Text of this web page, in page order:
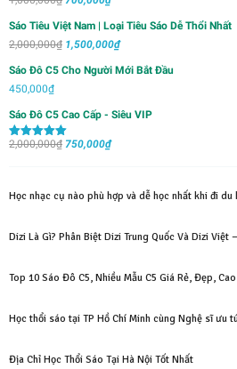
là:
1,000,000₫.
là:
700,000₫.
Sáo Tiêu Việt Nam | Loại Tiêu Sáo Dễ Thổi Nhất
2,000,000₫ Giá
1,500,000₫Giá
1,500,000₫.
Sáo Đô C5 Cho Người Mới Bắt Đầu
450,000₫
Sáo Đô C5 Cao Cấp - Siêu VIP
Được xếp
2,000,000₫ Giá
2,000,000₫.
750,000₫Giá
là:
Học nhạc cụ nào phù hợp và dễ học nhất khi đi du
Dizi Là Gì? Phân Biệt Dizi Trung Quốc Và Dizi Việt
Top 10 Sáo Đô C5, Nhiều Mẫu C5 Giá Rẻ, Đẹp,
Học thổi sáo tại TP Hồ Chí Minh cùng Nghệ sĩ ưu
Địa Chỉ Học Thổi Sáo Tại Hà Nội Tốt Nhất